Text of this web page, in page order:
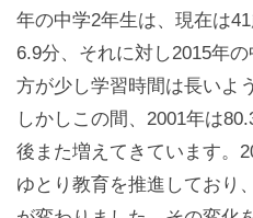
年の中学2年生は、現在は
6.9分、それに対し2015年
方が少し学習時間は長いよ
しかしこの間、2001年は
後また増えてきています。
ゆとり教育を推進しており